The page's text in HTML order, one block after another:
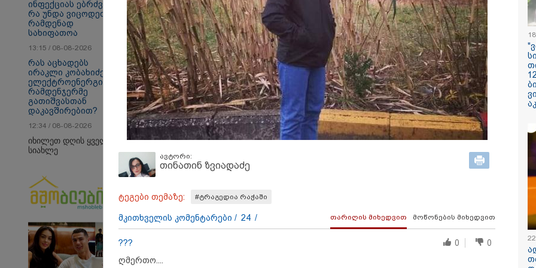
თბილისი - ანტალია
950.80 ლარიდან
თბილისი - ჰერაკლიონი
1698.80 ლარიდან
თბილისი - ბუდაპეშტი
617.20 ლარიდან
თბილისი -
ლარიდან
პოლიტიკა
12:34 / 08-08-2026
რას აცხადებს
კობახიძე
დაკავშირებით?
ინფექციას ებრძვიან -
რა უნდა ვიცოდეთ და
რამდენად
სახიფათოა
13:15 / 08-08-2026
რას აცხადებს
ირაკლი კობახიძე
ელექტროენერგიის
რამდენჯერმე
გათიშვასთან
დაკავშირებით?
12:34 / 08-08-2026
იხილეთ დღის ყველა
სიახლე
ავტორი:
თინათინ ზვიადაძე
ტეგები თემაზე: #ტრაგედია რაჭაში
მკითხველის კომენტარები / 24 / თარიღის მიხედვით მოწონების მიხედვით
??? 0
0
ღმერთო....